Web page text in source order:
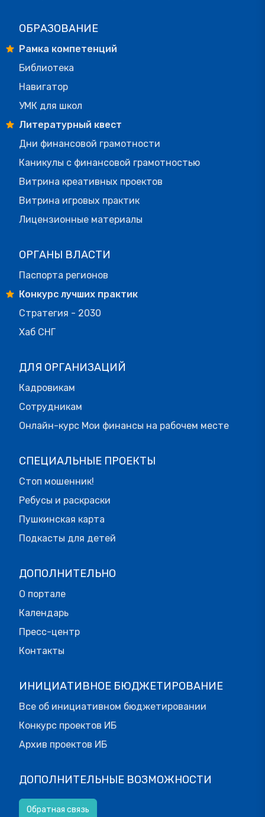
ОБРАЗОВАНИЕ
Рамка компетенций
Библиотека
Навигатор
УМК для школ
Литературный квест
Дни финансовой грамотности
Каникулы с финансовой грамотностью
Витрина креативных проектов
Витрина игровых практик
Лицензионные материалы
ОРГАНЫ ВЛАСТИ
Паспорта регионов
Конкурс лучших практик
Стратегия - 2030
Хаб СНГ
ДЛЯ ОРГАНИЗАЦИЙ
Кадровикам
Сотрудникам
Онлайн-курс Мои финансы на рабочем месте
СПЕЦИАЛЬНЫЕ ПРОЕКТЫ
Стоп мошенник!
Ребусы и раскраски
Пушкинская карта
Подкасты для детей
ДОПОЛНИТЕЛЬНО
О портале
Календарь
Пресс-центр
Контакты
ИНИЦИАТИВНОЕ БЮДЖЕТИРОВАНИЕ
Все об инициативном бюджетировании
Конкурс проектов ИБ
Архив проектов ИБ
ДОПОЛНИТЕЛЬНЫЕ ВОЗМОЖНОСТИ
Обратная связь